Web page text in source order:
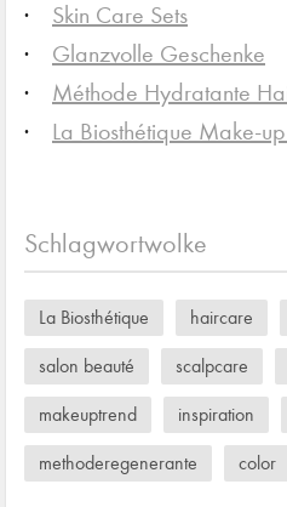
Skin Care Sets
Glanzvolle Geschenke
Méthode Hydratante
La Biosthétique Make-up
Schlagwortwolke
La Biosthétique haircare
salon beauté scalpcare
makeuptrend inspiration
methoderegenerante color